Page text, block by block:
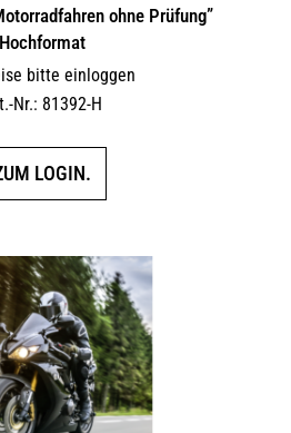
ohne Prüfung”
Hochformat
bitte einloggen
Nr.: 81392-H
LOGIN.